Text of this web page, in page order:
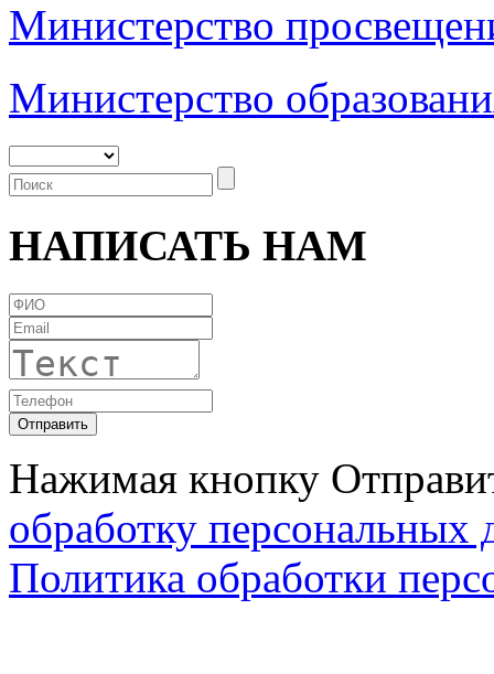
Министерство
Министерство
НАПИСАТЬ НАМ
Нажимая кнопку
обработку персональных
Политика обработки